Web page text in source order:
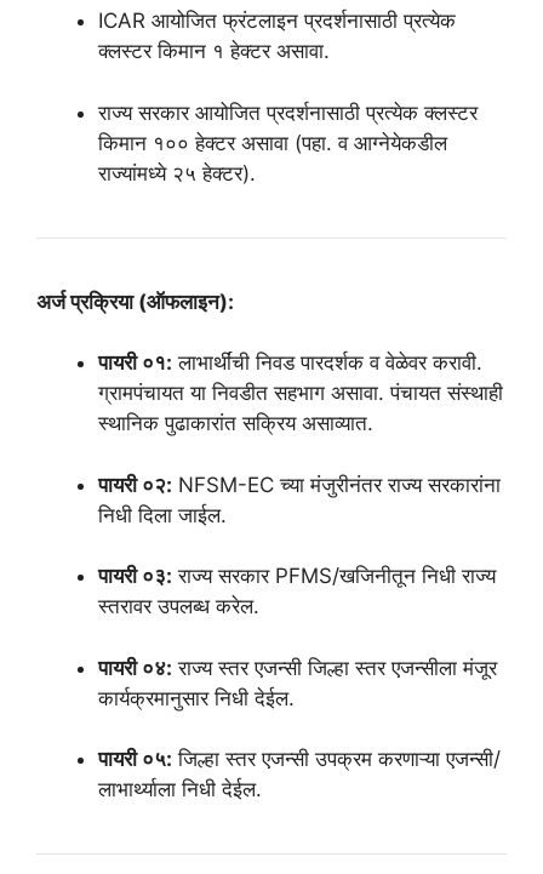
ICAR आयोजित फ्रंटलाइन प्रदर्शनासाठी प्रत्येक
क्लस्टर किमान १ हेक्टर असावा.
राज्य सरकार आयोजित प्रदर्शनासाठी प्रत्येक क्लस्टर
किमान १०० हेक्टर असावा (पहा. व आग्नेयेकडील
राज्यांमध्ये २५ हेक्टर).
अर्ज प्रक्रिया (ऑफलाइन):
पायरी ०१: लाभार्थींची निवड पारदर्शक व वेळेवर करावी.
ग्रामपंचायत या निवडीत सहभाग असावा. पंचायत संस्थाही
स्थानिक पुढाकारांत सक्रिय असाव्यात.
पायरी ०२: NFSM-EC च्या मंजुरीनंतर राज्य सरकारांना
निधी दिला जाईल.
पायरी ०३: राज्य सरकार PFMS/खजिनीतून निधी राज्य
स्तरावर उपलब्ध करेल.
पायरी ०४: राज्य स्तर एजन्सी जिल्हा स्तर एजन्सीला मंजूर
कार्यक्रमानुसार निधी देईल.
पायरी ०५: जिल्हा स्तर एजन्सी उपक्रम करणाऱ्या एजन्सी/
लाभार्थ्याला निधी देईल.